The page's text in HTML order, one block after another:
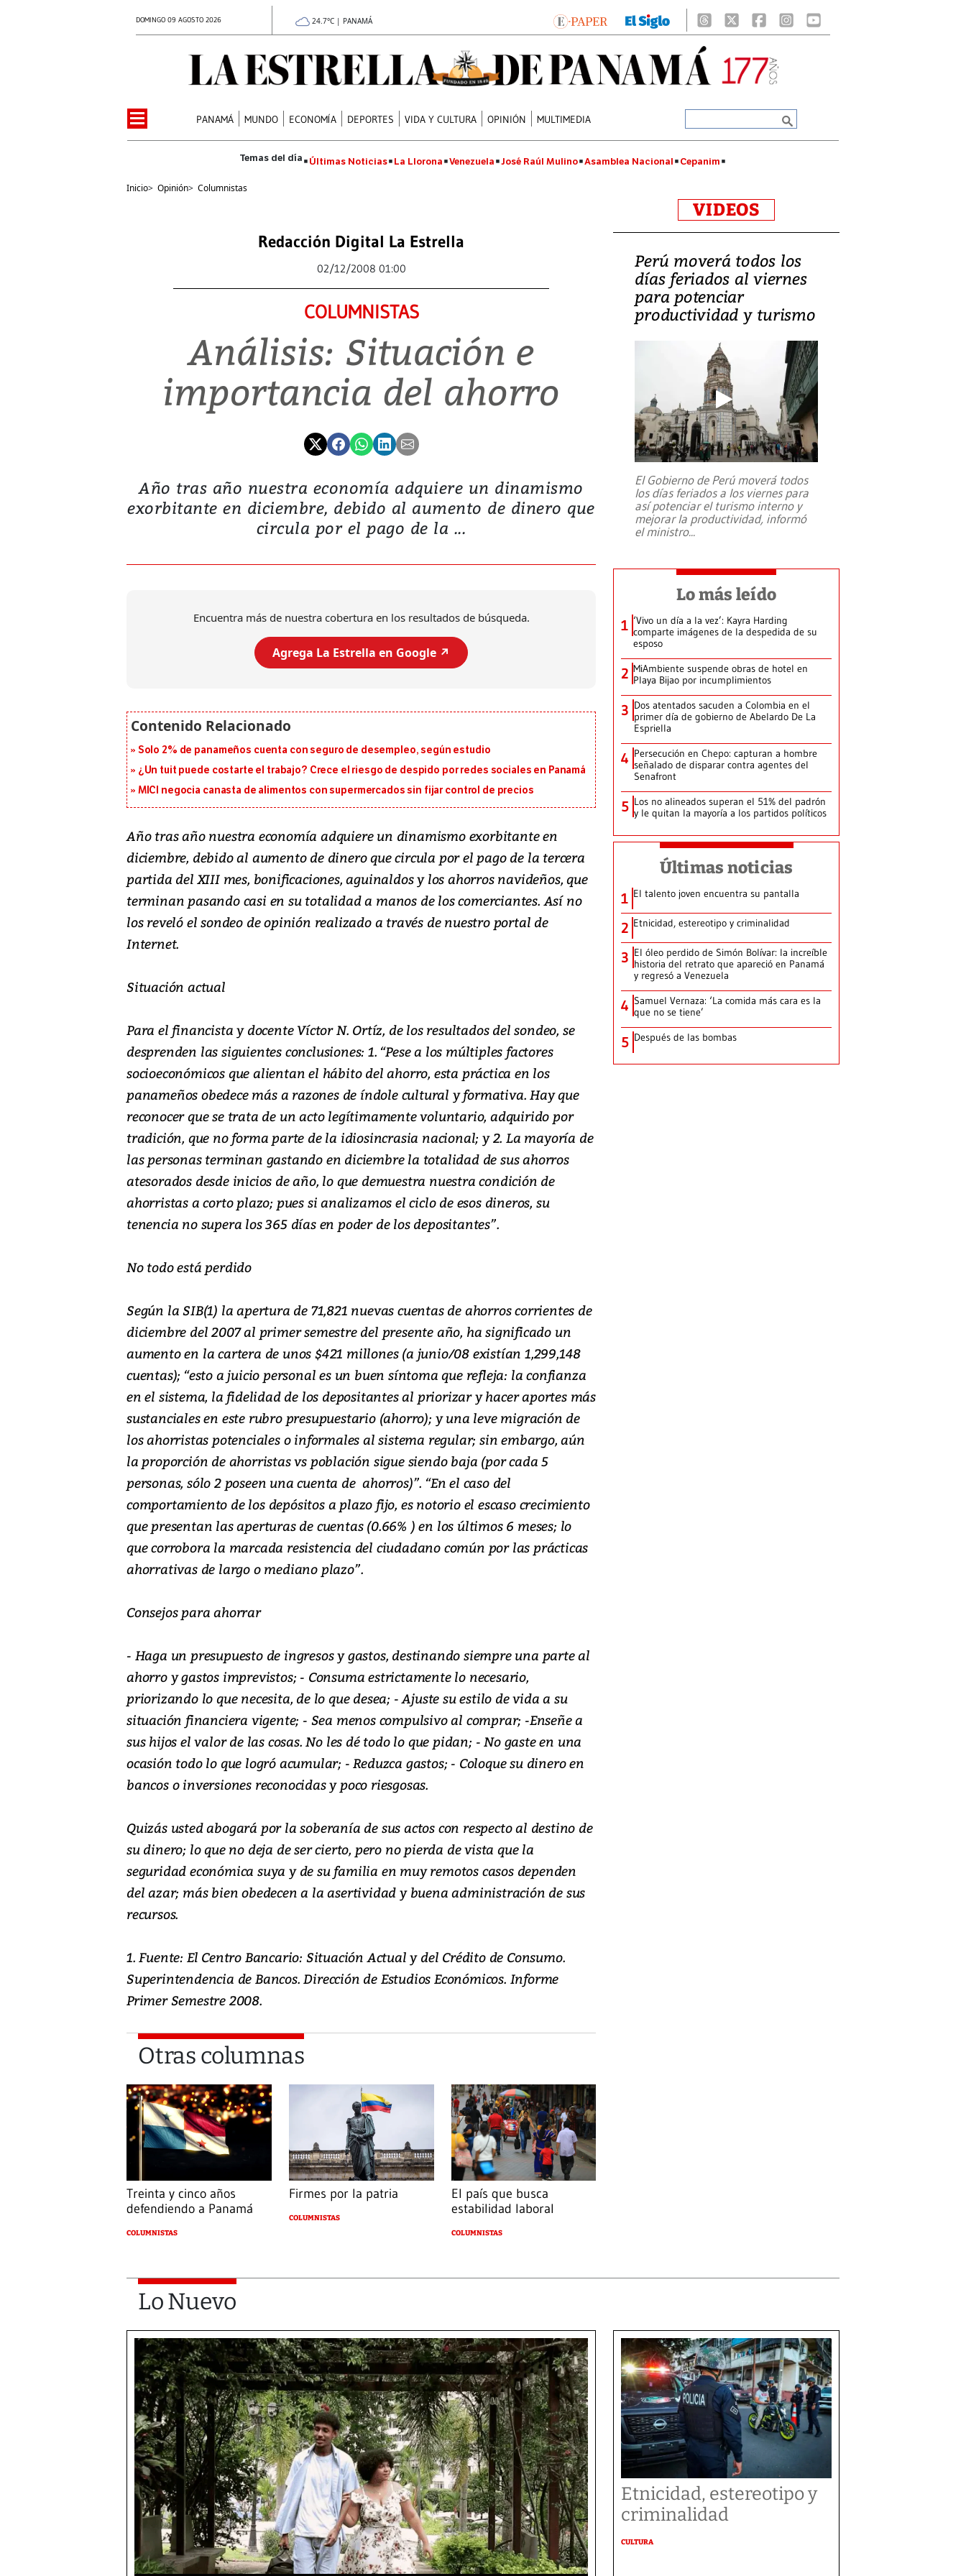
DOMINGO 09 AGOSTO 2026 24.7°C | PANAMÁ
PANAMÁ MUNDO ECONOMÍA DEPORTES VIDA Y CULTURA OPINIÓN MULTIMEDIA
Últimas Noticias La Llorona Venezuela José Raúl Mulino Asamblea Nacional Cepanim
Inicio> Opinión> Columnistas
Redacción Digital La Estrella
02/12/2008 01:00
COLUMNISTAS
Análisis: Situación e
importancia del ahorro
Año tras año nuestra economía adquiere un dinamismo
exorbitante en diciembre, debido al aumento de dinero que
circula por el pago de la ...
Encuentra más de nuestra cobertura en los resultados de búsqueda.
Agrega La Estrella en Google ↗️
Solo 2% de panameños cuenta con seguro de desempleo, según estudio
¿Un tuit puede costarte el trabajo? Crece el riesgo de despido por redes sociales en Panamá
MICI negocia canasta de alimentos con supermercados sin fijar control de precios
Año tras año nuestra economía adquiere un dinamismo exorbitante en
diciembre, debido al aumento de dinero que circula por el pago de la tercera
partida del XIII mes, bonificaciones, aguinaldos y los ahorros navideños, que
terminan pasando casi en su totalidad a manos de los comerciantes. Así no
los reveló el sondeo de opinión realizado a través de nuestro portal de
Internet.
Situación actual
Para el financista y docente Víctor N. Ortíz, de los resultados del sondeo, se
desprenden las siguientes conclusiones: 1. “Pese a los múltiples factores
socioeconómicos que alientan el hábito del ahorro, esta práctica en los
panameños obedece más a razones de índole cultural y formativa. Hay que
reconocer que se trata de un acto legítimamente voluntario, adquirido por
tradición, que no forma parte de la idiosincrasia nacional; y 2. La mayoría de
las personas terminan gastando en diciembre la totalidad de sus ahorros
atesorados desde inicios de año, lo que demuestra nuestra condición de
ahorristas a corto plazo; pues si analizamos el ciclo de esos dineros, su
tenencia no supera los 365 días en poder de los depositantes”.
No todo está perdido
Según la SIB(1) la apertura de 71,821 nuevas cuentas de ahorros corrientes de
diciembre del 2007 al primer semestre del presente año, ha significado un
aumento en la cartera de unos $421 millones (a junio/08 existían 1,299,148
cuentas); “esto a juicio personal es un buen síntoma que refleja: la confianza
en el sistema, la fidelidad de los depositantes al priorizar y hacer aportes más
sustanciales en este rubro presupuestario (ahorro); y una leve migración de
los ahorristas potenciales o informales al sistema regular; sin embargo, aún
la proporción de ahorristas vs población sigue siendo baja (por cada 5
personas, sólo 2 poseen una cuenta de ahorros)”. “En el caso del
comportamiento de los depósitos a plazo fijo, es notorio el escaso crecimiento
que presentan las aperturas de cuentas (0.66% ) en los últimos 6 meses; lo
que corrobora la marcada resistencia del ciudadano común por las prácticas
ahorrativas de largo o mediano plazo”.
Consejos para ahorrar
- Haga un presupuesto de ingresos y gastos, destinando siempre una parte al
ahorro y gastos imprevistos; - Consuma estrictamente lo necesario,
priorizando lo que necesita, de lo que desea; - Ajuste su estilo de vida a su
situación financiera vigente; - Sea menos compulsivo al comprar; -Enseñe a
sus hijos el valor de las cosas. No les dé todo lo que pidan; - No gaste en una
ocasión todo lo que logró acumular; - Reduzca gastos; - Coloque su dinero en
bancos o inversiones reconocidas y poco riesgosas.
Quizás usted abogará por la soberanía de sus actos con respecto al destino de
su dinero; lo que no deja de ser cierto, pero no pierda de vista que la
seguridad económica suya y de su familia en muy remotos casos dependen
del azar; más bien obedecen a la asertividad y buena administración de sus
recursos.
1. Fuente: El Centro Bancario: Situación Actual y del Crédito de Consumo.
Superintendencia de Bancos. Dirección de Estudios Económicos. Informe
Primer Semestre 2008.
Otras columnas
Treinta y cinco años
defendiendo a Panamá
COLUMNISTAS
Firmes por la patria
COLUMNISTAS
El país que busca
estabilidad laboral
COLUMNISTAS
VIDEOS
Perú moverá todos los
días feriados al viernes
para potenciar
productividad y turismo
El Gobierno de Perú moverá todos
los días feriados a los viernes para
así potenciar el turismo interno y
mejorar la productividad, informó
el ministro...
Lo más leído
1 ‘Vivo un día a la vez’: Kayra Harding
comparte imágenes de la despedida de su
esposo
2 MiAmbiente suspende obras de hotel en
Playa Bijao por incumplimientos
3 Dos atentados sacuden a Colombia en el
primer día de gobierno de Abelardo De La
Espriella
4 Persecución en Chepo: capturan a hombre
señalado de disparar contra agentes del
Senafront
5 Los no alineados superan el 51% del padrón
y le quitan la mayoría a los partidos políticos
Últimas noticias
1 El talento joven encuentra su pantalla​
2 Etnicidad, estereotipo y criminalidad
3 El óleo perdido de Simón Bolívar: la increíble
historia del retrato que apareció en Panamá
y regresó a Venezuela
4 Samuel Vernaza: ‘La comida más cara es la
que no se tiene’
5 Después de las bombas
Lo Nuevo
Etnicidad, estereotipo y
criminalidad
CULTURA